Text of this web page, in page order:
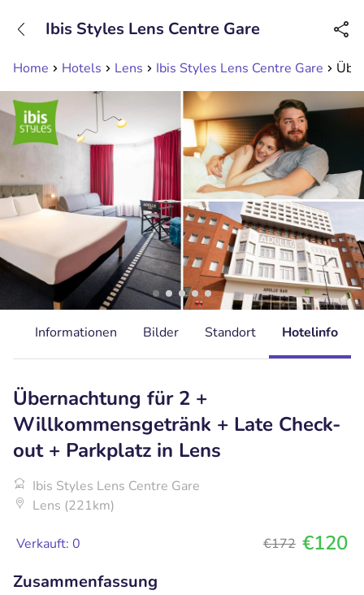
Erreichbar bis 23:00 Uhr (max 0,09€/Min)
Home Hotels Lens Ibis Styles Lens Centre Gare
Ibis Styles Lens Centre Gare
Informationen Bilder Standort Hotelinfo
Übernachtung für 2 +
Willkommensgetränk + Late Check-
out + Parkplatz in Lens
Ibis Styles Lens Centre Gare
Lens (221km)
Verkauft: 0 €172 €120
Zusammenfassung